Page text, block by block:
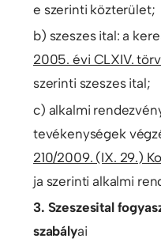
e szerinti közterület;
b) szeszes ital: a
2005. évi CLXIV.
szerinti szeszes ital;
c) alkalmi
tevékenységek
210/2009. (IX. 29.)
ja szerinti alkalmi
3. Szeszesital
szabályai